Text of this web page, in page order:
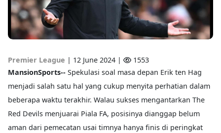
Premier League | 12 June 2024 |
1553
MansionSports-- Spekulasi soal masa depan Erik ten Hag
menjadi salah satu hal yang cukup menyita perhatian dalam
beberapa waktu terakhir. Walau sukses mengantarkan The
Red Devils menjuarai Piala FA, posisinya dianggap belum
aman dari pemecatan usai timnya hanya finis di peringkat